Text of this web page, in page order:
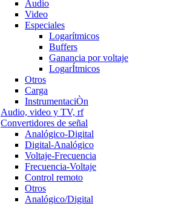
Audio
Video
Especiales
Logarítmicos
Buffers
Ganancia por voltaje
LogarÍtmicos
Otros
Carga
InstrumentaciÒn
Audio, video y TV, rf
Convertidores de señal
Analógico-Digital
Digital-Analógico
Voltaje-Frecuencia
Frecuencia-Voltaje
Control remoto
Otros
Analógico/Digital